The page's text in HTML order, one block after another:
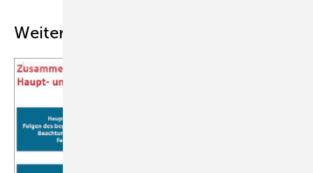
Weitere Inhalte